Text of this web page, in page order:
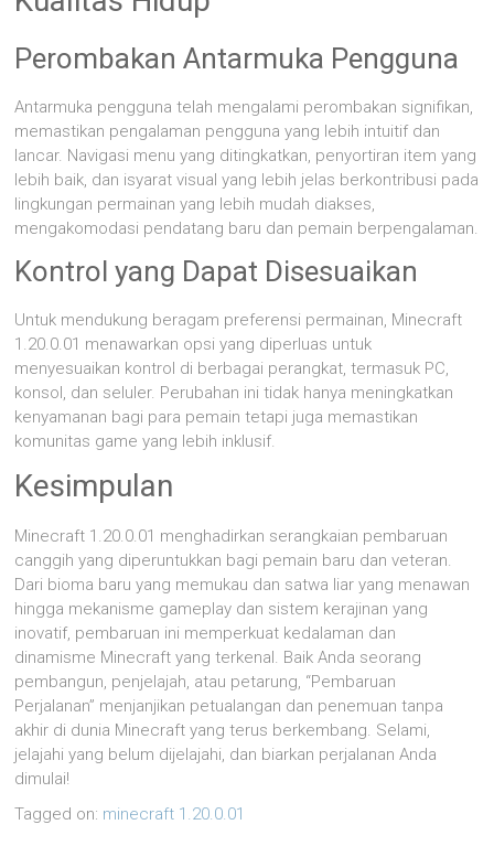
Perombakan Antarmuka Pengguna
Antarmuka pengguna telah mengalami perombakan signifikan,
memastikan pengalaman pengguna yang lebih intuitif dan
lancar. Navigasi menu yang ditingkatkan, penyortiran item yang
lebih baik, dan isyarat visual yang lebih jelas berkontribusi pada
lingkungan permainan yang lebih mudah diakses,
mengakomodasi pendatang baru dan pemain berpengalaman.
Kontrol yang Dapat Disesuaikan
Untuk mendukung beragam preferensi permainan, Minecraft
1.20.0.01 menawarkan opsi yang diperluas untuk
menyesuaikan kontrol di berbagai perangkat, termasuk PC,
konsol, dan seluler. Perubahan ini tidak hanya meningkatkan
kenyamanan bagi para pemain tetapi juga memastikan
komunitas game yang lebih inklusif.
Kesimpulan
Minecraft 1.20.0.01 menghadirkan serangkaian pembaruan
canggih yang diperuntukkan bagi pemain baru dan veteran.
Dari bioma baru yang memukau dan satwa liar yang menawan
hingga mekanisme gameplay dan sistem kerajinan yang
inovatif, pembaruan ini memperkuat kedalaman dan
dinamisme Minecraft yang terkenal. Baik Anda seorang
pembangun, penjelajah, atau petarung, “Pembaruan
Perjalanan” menjanjikan petualangan dan penemuan tanpa
akhir di dunia Minecraft yang terus berkembang. Selami,
jelajahi yang belum dijelajahi, dan biarkan perjalanan Anda
dimulai!
Tagged on: minecraft 1.20.0.01